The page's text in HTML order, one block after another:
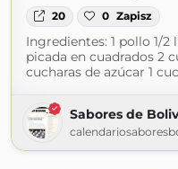
20 0 Zapisz
Ingredientes: 1 pollo 1/
picada en cuadrados 2
cucharas de azúcar 1
Sabores de